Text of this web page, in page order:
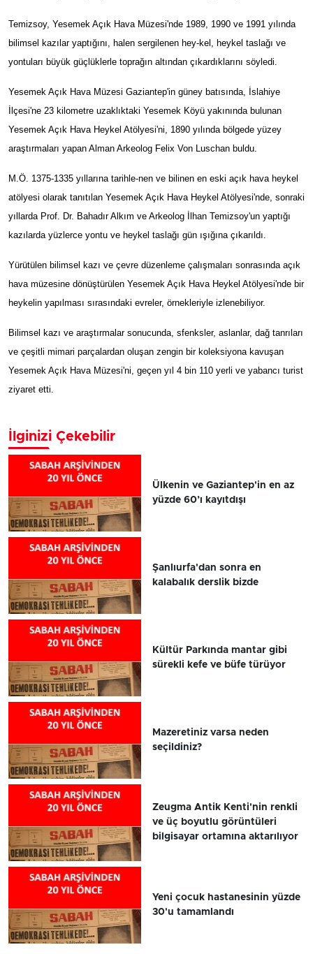
Temizsoy, Yesemek Açık Hava Müzesi'nde 1989, 1990 ve 1991 yılında
bilimsel kazılar yaptığını, halen sergilenen hey-kel, heykel taslağı ve
yontuları büyük güçlüklerle toprağın altından çıkardıklarını söyledi.
Yesemek Açık Hava Müzesi Gaziantep'in güney batısında, İslahiye
İlçesi'ne 23 kilometre uzaklıktaki Yesemek Köyü yakınında bulunan
Yesemek Açık Hava Heykel Atölyesi'ni, 1890 yılında bölgede yüzey
araştırmaları yapan Alman Arkeolog Felix Von Luschan buldu.
M.Ö. 1375-1335 yıllarına tarihle-nen ve bilinen en eski açık hava heykel
atölyesi olarak tanıtılan Yesemek Açık Hava Heykel Atölyesi'nde, sonraki
yıllarda Prof. Dr. Bahadır Alkım ve Arkeolog İlhan Temizsoy'un yaptığı
kazılarda yüzlerce yontu ve heykel taslağı gün ışığına çıkarıldı.
Yürütülen bilimsel kazı ve çevre düzenleme çalışmaları sonrasında açık
hava müzesine dönüştürülen Yesemek Açık Hava Heykel Atölyesi'nde bir
heykelin yapılması sırasındaki evreler, örnekleriyle izlenebiliyor.
Bilimsel kazı ve araştırmalar sonucunda, sfenksler, aslanlar, dağ tanrıları
ve çeşitli mimari parçalardan oluşan zengin bir koleksiyona kavuşan
Yesemek Açık Hava Müzesi'ni, geçen yıl 4 bin 110 yerli ve yabancı turist
ziyaret etti.
İlginizi Çekebilir
Ülkenin ve Gaziantep'in en az
yüzde 60’ı kayıtdışı
Şanlıurfa'dan sonra en
kalabalık derslik bizde
Kültür Parkında mantar gibi
sürekli kefe ve büfe türüyor
Mazeretiniz varsa neden
seçildiniz?
Zeugma Antik Kenti'nin renkli
ve üç boyutlu görüntüleri
bilgisayar ortamına aktarılıyor
Yeni çocuk hastanesinin yüzde
30'u tamamlandı